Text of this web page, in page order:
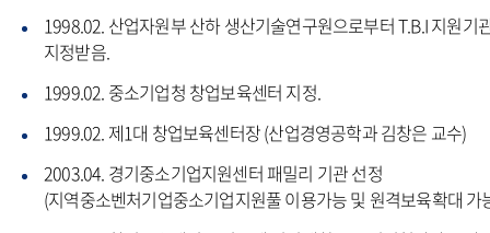
1998.02. 산업자원부 산하 생산기술연구원으로부터 T.B.I 지원기
지정받음.
1999.02. 중소기업청 창업보육센터 지정.
1999.02. 제1대 창업보육센터장 (산업경영공학과 김창은 교수)
2003.04. 경기중소기업지원센터 패밀리 기관 선정
(지역중소벤처기업중소기업지원풀 이용가능 및 원격보육확대 가